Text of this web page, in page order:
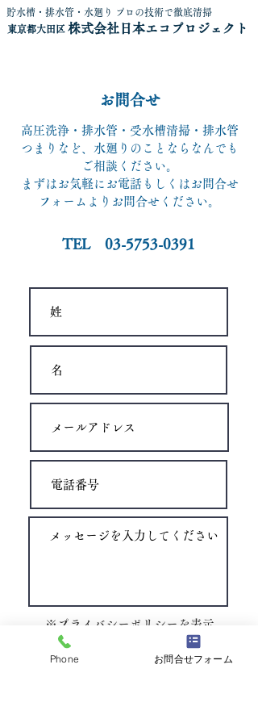
​東京都大田区 株式会社日本エコプロジェクト
貯水槽・排水管・水廻り プロの技術で徹底清掃
​お問合せ
​TEL03-5753-0391
高圧洗浄・排水管・受水槽清掃・排水管
つまりなど、水廻りのことならなんでも
ご相談ください。
​まずはお気軽にお電話もしくはお問合せ
フォームよりお問合せください。
​※プライバシーポリシーを表示
プライバシーポリシーに同意して送信する
Phone お問合せフォーム